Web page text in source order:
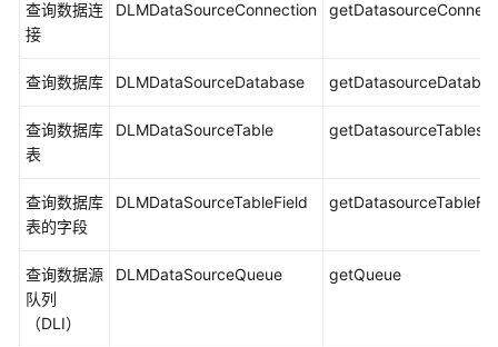
作
据
查询数据连
接
DLMDataSourceConnection
查询数据库 DLMDataSourceDatabase
查询数据库
表
DLMDataSourceTable getDatasourceTables
查询数据库
表的字段
DLMDataSourceTableField
查询数据源
队列
（DLI）
DLMDataSourceQueue getQueue